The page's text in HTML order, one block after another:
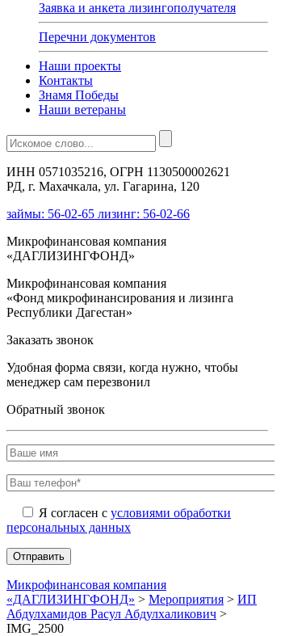
Заявка и анкета лизингополучателя
Перечни документов
Наши проекты
Контакты
Знамя Победы
Наши ветераны
ИНН 0571035216, ОГРН 1130500002621
РД, г. Махачкала, ул. Гагарина, 120
займы: 56-02-65 лизинг: 56-02-66
Микрофинансовая компания
«ДАГЛИЗИНГФОНД»
Микрофинансовая компания
«Фонд микрофинансирования и лизинга
Республики Дагестан»
Заказать звонок
Удобная форма связи, когда нужно, чтобы
менеджер сам перезвонил
Обратный звонок
Я согласен с условиями обработки
персональных данных
Микрофинансовая компания
«ДАГЛИЗИНГФОНД» > Мероприятия > ИП
Абдулхамидов Расул Абдулхаликович >
IMG_2500